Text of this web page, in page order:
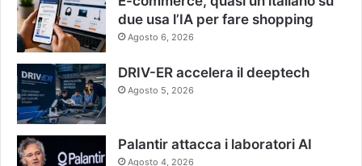
due usa l’IA per fare shopping
Agosto 6, 2026
DRIV-ER accelera il deeptech
Agosto 5, 2026
Palantir attacca i laboratori AI
Agosto 4, 2026